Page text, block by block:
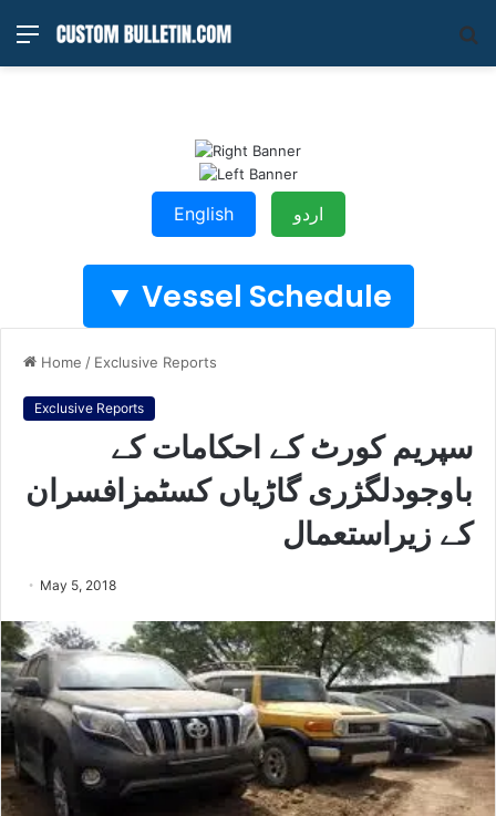
Menu
English اردو
Vessel Schedule ▼
Home / Exclusive Reports
Exclusive Reports
سپریم کورٹ کے احکامات کے
باوجودلگژری گاڑیاں کسٹمزافسران
کے زیراستعمال
May 5, 2018